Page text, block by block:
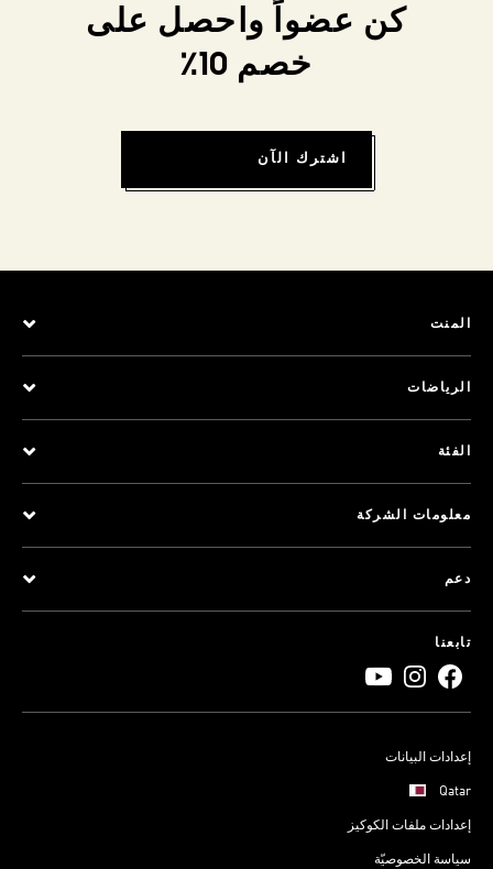
كن عضواً واحصل على
خصم 10٪
اشترك الآن
المنت
الرياضات
الفئة
معلومات الشركة
دعم
تابعنا
إعدادات البيانات
Qatar
إعدادات ملفات الكوكيز
سياسة الخصوصيّة